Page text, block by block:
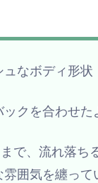
ュなボディ形状
ックを合わせ
で、流れ落ち
囲気を纏って